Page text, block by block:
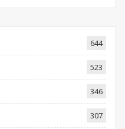
644
523
346
307